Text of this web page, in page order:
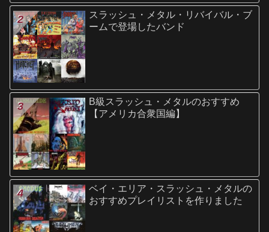
スラッシュ・メタル・リバイバル・ブ
ームで登場したバンド
B級スラッシュ・メタルのおすすめ
【アメリカ合衆国編】
ベイ・エリア・スラッシュ・メタルの
おすすめプレイリストを作りました